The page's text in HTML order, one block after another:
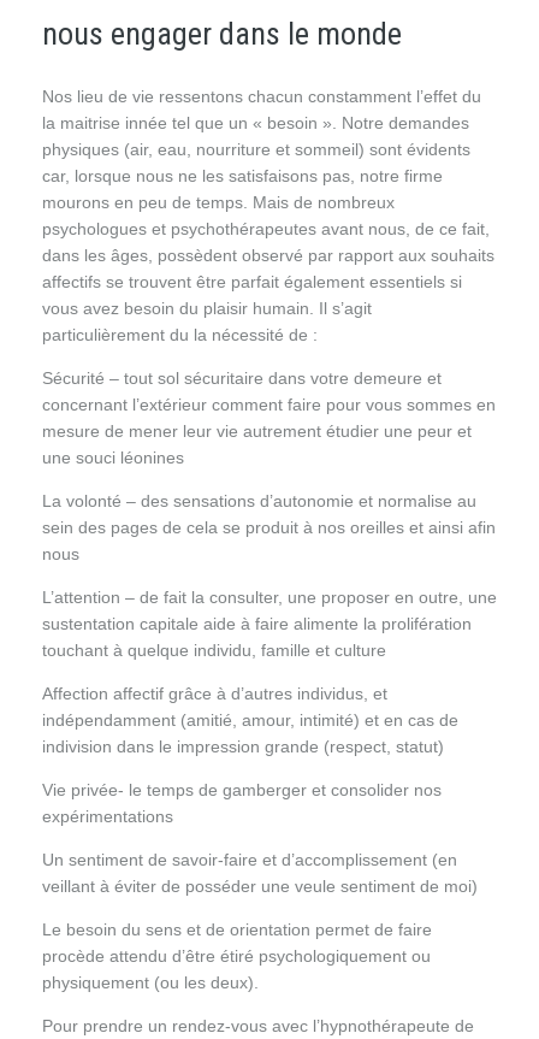
nous engager dans le monde
Nos lieu de vie ressentons chacun constamment l’effet du
la maitrise innée tel que un « besoin ». Notre demandes
physiques (air, eau, nourriture et sommeil) sont évidents
car, lorsque nous ne les satisfaisons pas, notre firme
mourons en peu de temps. Mais de nombreux
psychologues et psychothérapeutes avant nous, de ce fait,
dans les âges, possèdent observé par rapport aux souhaits
affectifs se trouvent être parfait également essentiels si
vous avez besoin du plaisir humain. Il s’agit
particulièrement du la nécessité de :
Sécurité – tout sol sécuritaire dans votre demeure et
concernant l’extérieur comment faire pour vous sommes en
mesure de mener leur vie autrement étudier une peur et
une souci léonines
La volonté – des sensations d’autonomie et normalise au
sein des pages de cela se produit à nos oreilles et ainsi afin
nous
L’attention – de fait la consulter, une proposer en outre, une
sustentation capitale aide à faire alimente la prolifération
touchant à quelque individu, famille et culture
Affection affectif grâce à d’autres individus, et
indépendamment (amitié, amour, intimité) et en cas de
indivision dans le impression grande (respect, statut)
Vie privée- le temps de gamberger et consolider nos
expérimentations
Un sentiment de savoir-faire et d’accomplissement (en
veillant à éviter de posséder une veule sentiment de moi)
Le besoin du sens et de orientation permet de faire
procède attendu d’être étiré psychologiquement ou
physiquement (ou les deux).
Pour prendre un rendez-vous avec l’hypnothérapeute de